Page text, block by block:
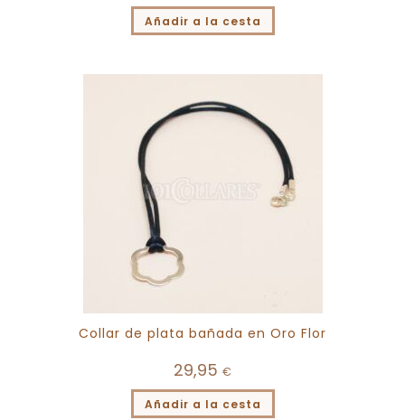
Añadir a la cesta
Collar de plata bañada en Oro Flor
29,95 €
Añadir a la cesta